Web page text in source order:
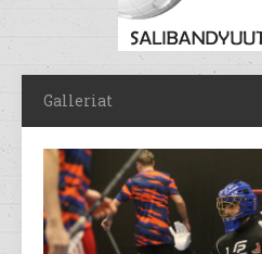
Galleriat